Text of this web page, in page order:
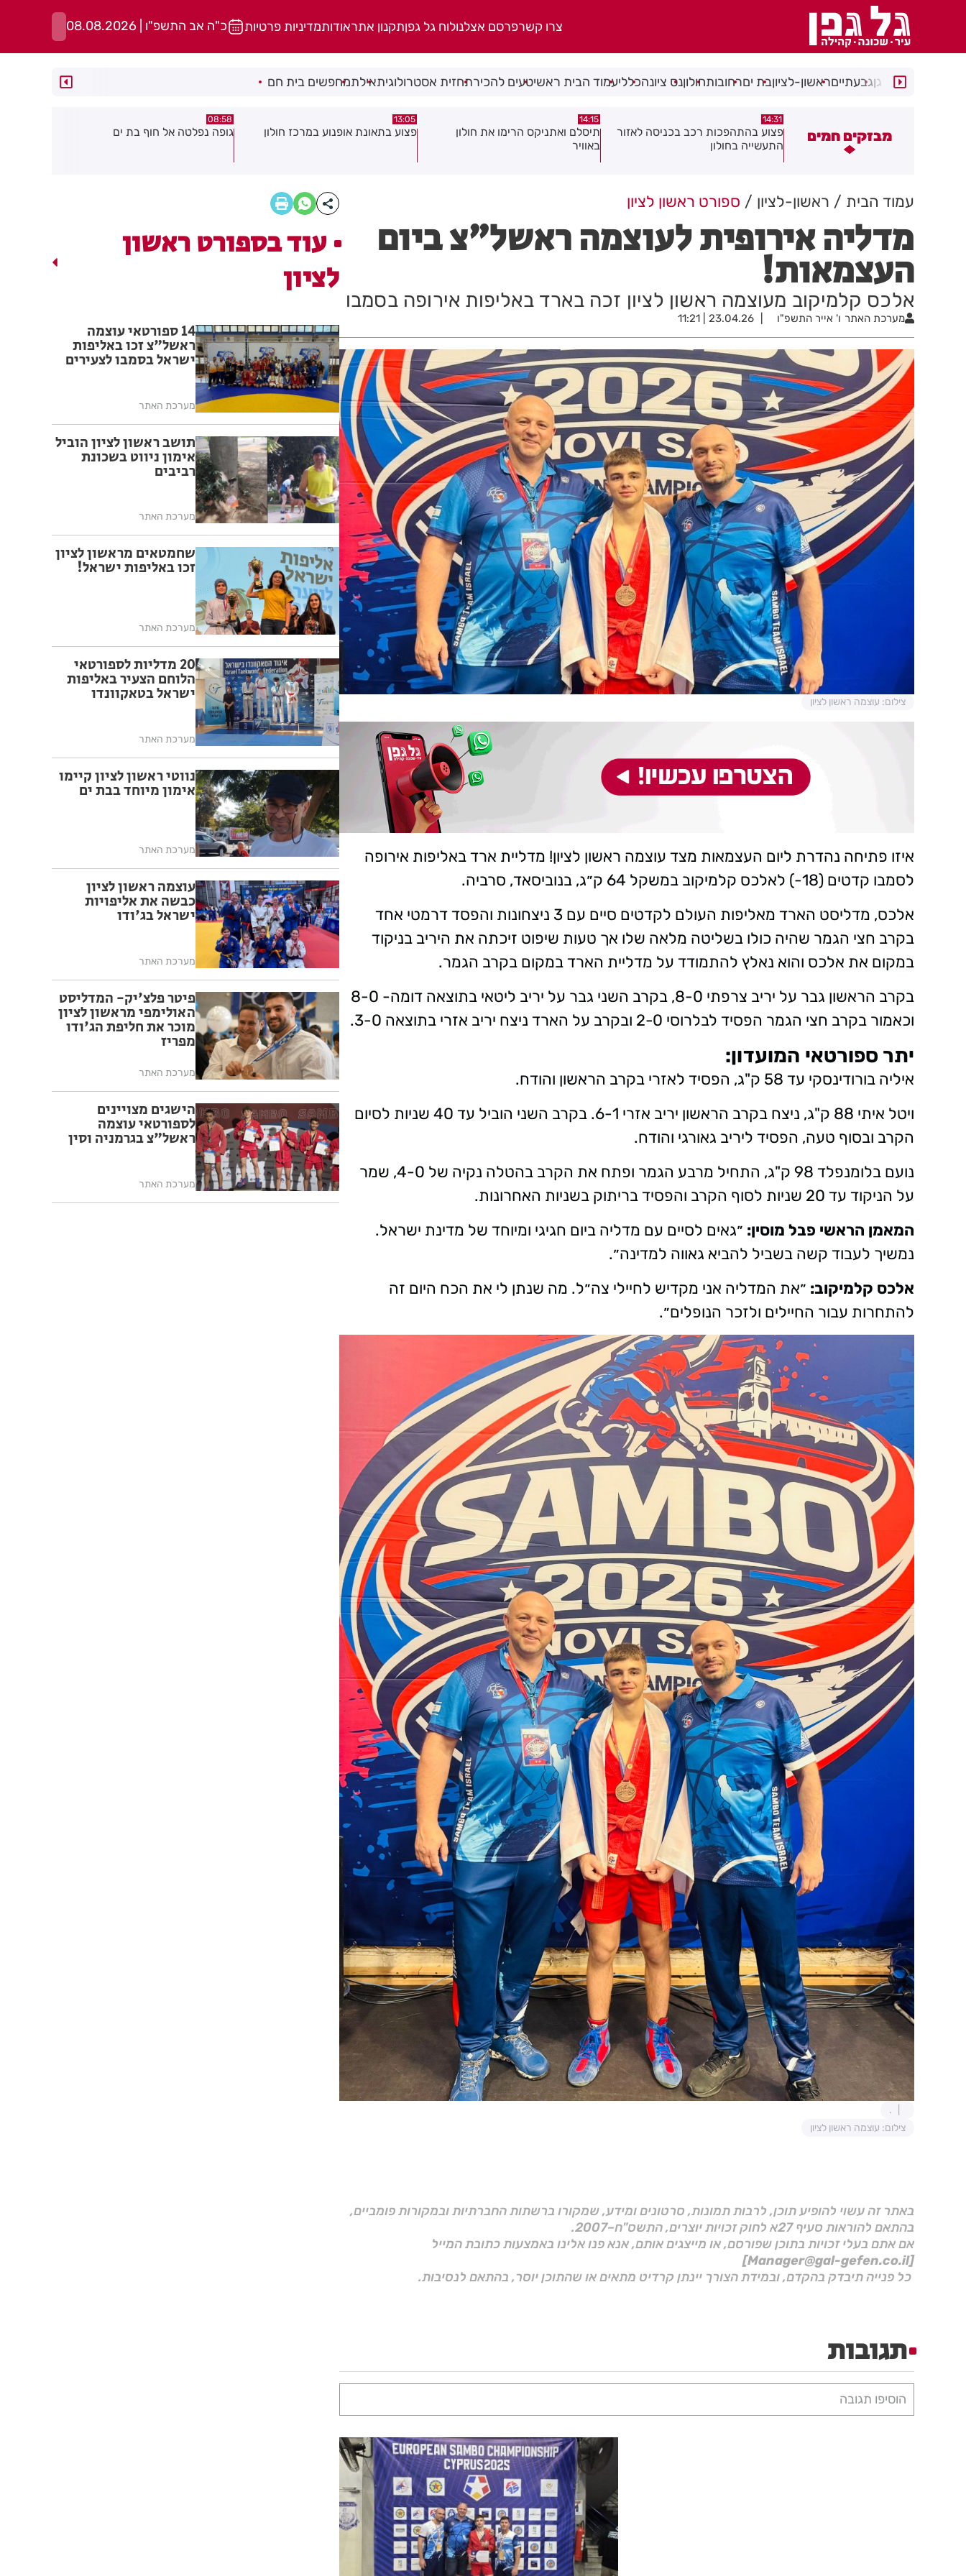
צרו קשרפרסם אצלנולוח גל גפןתקנון אתראודותמדיניות פרטיות כ"ה אב התשפ"ו | 08.08.2026
רמת גןגבעתייםראשון-לציוןבת יםרחובותחולוןנס ציונהכלליעמוד הבית ראשיטעים להכירתחזית אסטרולוגיתאילתמחפשים בית חם
מבזקים חמים
פצוע בהתהפכות רכב בכניסה לאזור
14:15
תיסלם ואתניקס הרימו את חולון
באוויר
13:05
פצוע בתאונת אופנוע במרכז חולון
08:58
גופה נפלטה אל חוף בת ים
08:29
חשד להצתה בשלושה מוקדים ברמת
עמוד הבית ראשון-לציון ספורט ראשון לציון
מדליה אירופית לעוצמה ראשל"צ ביום
העצמאות!
אלכס קלמיקוב מעוצמה ראשון לציון זכה בארד באליפות אירופה בסמבו
מערכת האתר ו' אייר התשפ"ו 23.04.26 | 11:21
צילום: עוצמה ראשון לציון
איזו פתיחה נהדרת ליום העצמאות מצד עוצמה ראשון לציון! מדליית ארד באליפות אירופה
לסמבו קדטים (18-) לאלכס קלמיקוב במשקל 64 ק״ג, בנוביסאד, סרביה.
אלכס, מדליסט הארד מאליפות העולם לקדטים סיים עם 3 ניצחונות והפסד דרמטי אחד
בקרב חצי הגמר שהיה כולו בשליטה מלאה שלו אך טעות שיפוט זיכתה את היריב בניקוד
במקום את אלכס והוא נאלץ להתמודד על מדליית הארד במקום בקרב הגמר.
בקרב הראשון גבר על יריב צרפתי 8-0, בקרב השני גבר על יריב ליטאי בתוצאה דומה- 8-0
וכאמור בקרב חצי הגמר הפסיד לבלרוסי 2-0 ובקרב על הארד ניצח יריב אזרי בתוצאה 3-0.
יתר ספורטאי המועדון:
איליה בורודינסקי עד 58 ק"ג, הפסיד לאזרי בקרב הראשון והודח.
ויטל איתי 88 ק"ג, ניצח בקרב הראשון יריב אזרי 6-1. בקרב השני הוביל עד 40 שניות לסיום
הקרב ובסוף טעה, הפסיד ליריב גאורגי והודח.
נועם בלומנפלד 98 ק"ג, התחיל מרבע הגמר ופתח את הקרב בהטלה נקיה של 4-0, שמר
על הניקוד עד 20 שניות לסוף הקרב והפסיד בריתוק בשניות האחרונות.
המאמן הראשי פבל מוסין: ״גאים לסיים עם מדליה ביום חגיגי ומיוחד של מדינת ישראל.
נמשיך לעבוד קשה בשביל להביא גאווה למדינה״.
אלכס קלמיקוב: ״את המדליה אני מקדיש לחיילי צה״ל. מה שנתן לי את הכח היום זה
להתחרות עבור החיילים ולזכר הנופלים״.
.
צילום: עוצמה ראשון לציון
באתר זה עשוי להופיע תוכן, לרבות תמונות, סרטונים ומידע, שמקורו ברשתות החברתיות ובמקורות פומביים,
בהתאם להוראות סעיף 27א לחוק זכויות יוצרים, התשס"ח–2007.
אם אתם בעלי זכויות בתוכן שפורסם, או מייצגים אותם, אנא פנו אלינו באמצעות כתובת המייל
[Manager@gal-gefen.co.il]
כל פנייה תיבדק בהקדם, ובמידת הצורך יינתן קרדיט מתאים או שהתוכן יוסר, בהתאם לנסיבות.
תגובות
הוסיפו תגובה
עוד בספורט ראשון
לציון
14 ספורטאי עוצמה
ראשל"צ זכו באליפות
ישראל בסמבו לצעירים
מערכת האתר
תושב ראשון לציון הוביל
אימון ניווט בשכונת
רביבים
מערכת האתר
שחמטאים מראשון לציון
זכו באליפות ישראל!
מערכת האתר
20 מדליות לספורטאי
הלוחם הצעיר באליפות
ישראל בטאקוונדו
מערכת האתר
נווטי ראשון לציון קיימו
אימון מיוחד בבת ים
מערכת האתר
עוצמה ראשון לציון
כבשה את אליפויות
ישראל בג'ודו
מערכת האתר
פיטר פלצ'יק- המדליסט
האולימפי מראשון לציון
מוכר את חליפת הג'ודו
מפריז
מערכת האתר
הישגים מצויינים
לספורטאי עוצמה
ראשל"צ בגרמניה וסין
מערכת האתר